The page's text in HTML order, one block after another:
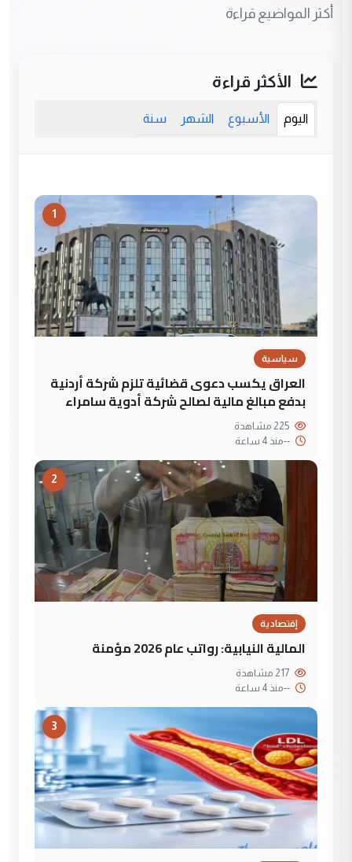
أكثر المواضيع قراءة
الأكثر قراءة
اليوم الأسبوع الشهر سنة
1
سياسية
العراق يكسب دعوى قضائية تلزم شركة أردنية
بدفع مبالغ مالية لصالح شركة أدوية سامراء
--منذ 4 ساعة
2
إقتصادية
المالية النيابية: رواتب عام 2026 مؤمنة
--منذ 4 ساعة
3